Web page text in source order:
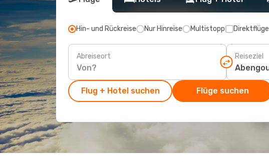
Hin- und Rückreise Nur Hinreise Multistopp Direktflüge
Abreiseort Reiseziel
Flug + Hotel suchen Flüge suchen